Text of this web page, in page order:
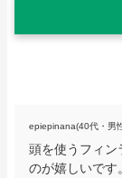
epiepinana(40代・男
頭を使うフィン
のが嬉しいです